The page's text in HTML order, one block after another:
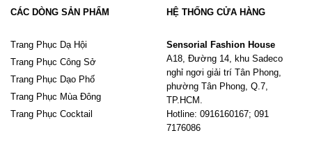
CÁC DÒNG SẢN PHẨM
Trang Phục Dạ Hội
Trang Phục Công Sở
Trang Phục Dạo Phố
Trang Phục Mùa Đông
Trang Phục Cocktail
HỆ THỐNG CỬA HÀNG
Sensorial Fashion House
A18, Đường 14, khu Sadeco
nghỉ ngơi giải trí Tân Phong,
phường Tân Phong, Q.7,
TP.HCM.
Hotline: 0916160167; 091
7176086